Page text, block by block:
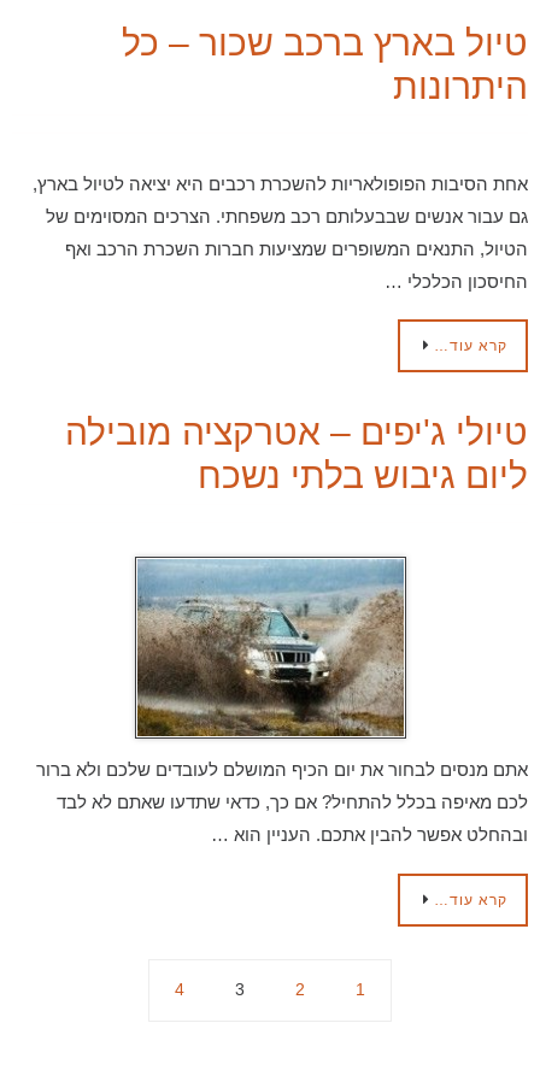
טיול בארץ ברכב שכור – כל
היתרונות
אחת הסיבות הפופולאריות להשכרת רכבים היא יציאה לטיול בארץ,
גם עבור אנשים שבבעלותם רכב משפחתי. הצרכים המסוימים של
הטיול, התנאים המשופרים שמציעות חברות השכרת הרכב ואף
החיסכון הכלכלי …
קרא עוד…
טיולי ג'יפים – אטרקציה מובילה
ליום גיבוש בלתי נשכח
אתם מנסים לבחור את יום הכיף המושלם לעובדים שלכם ולא ברור
לכם מאיפה בכלל להתחיל? אם כך, כדאי שתדעו שאתם לא לבד
ובהחלט אפשר להבין אתכם. העניין הוא …
קרא עוד…
1
2
3
4